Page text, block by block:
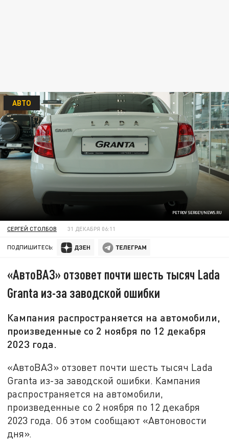
PETROV SERGEY/NEWS.RU
АВТО
СЕРГЕЙ СТОЛБОВ 31 ДЕКАБРЯ 06:11
ПОДПИШИТЕСЬ:
«АвтоВАЗ» отзовет почти шесть тысяч Lada
Granta из-за заводской ошибки
Кампания распространяется на автомобили,
произведенные со 2 ноября по 12 декабря
2023 года.
«АвтоВАЗ» отзовет почти шесть тысяч Lada
Granta из-за заводской ошибки. Кампания
распространяется на автомобили,
произведенные со 2 ноября по 12 декабря
2023 года. Об этом сообщают «Автоновости
дня».